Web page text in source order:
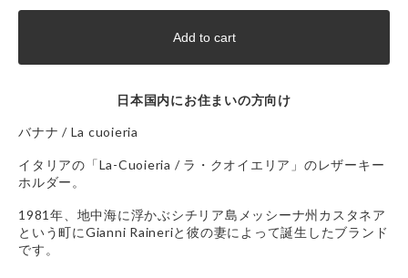
Add to cart
日本国内にお住まいの方向け
バナナ / La cuoieria
イタリアの「La-Cuoieria / ラ・クオイエリア」のレザーキー
ホルダー。
1981年、地中海に浮かぶシチリア島メッシーナ州カスタネア
という町にGianni Raineriと彼の妻によって誕生したブランド
です。